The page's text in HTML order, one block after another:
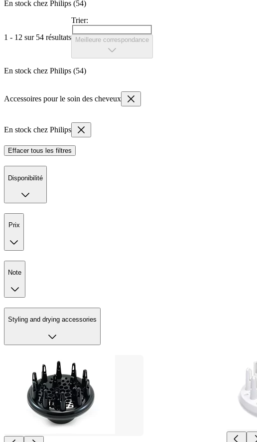
En stock chez Philips (54)
1 - 12 sur 54 résultats
Trier:
Meilleure correspondance
En stock chez Philips (54)
Accessoires pour le soin des cheveux
En stock chez Philips
Effacer tous les filtres
Disponibilité
Prix
Note
Styling and drying accessories